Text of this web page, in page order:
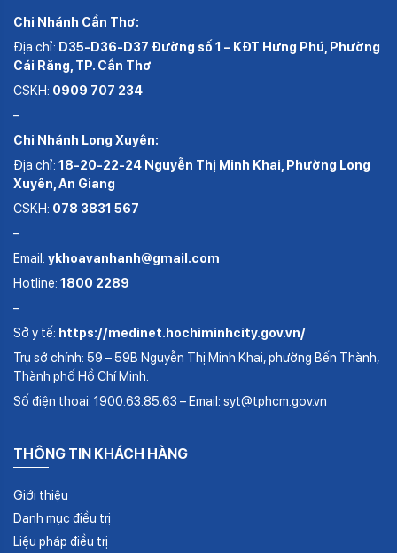
Chi Nhánh Cần Thơ:
Địa chỉ: D35-D36-D37 Đường số 1 – KĐT Hưng Phú, Phường
Cái Răng, TP. Cần Thơ
CSKH: 0909 707 234
–
Chi Nhánh Long Xuyên:
Địa chỉ: 18-20-22-24 Nguyễn Thị Minh Khai, Phường Long
Xuyên, An Giang
CSKH: 078 3831 567
–
Email: ykhoavanhanh@gmail.com
Hotline: 1800 2289
–
Sở y tế: https://medinet.hochiminhcity.gov.vn/
Trụ sở chính: 59 – 59B Nguyễn Thị Minh Khai, phường Bến Thành,
Thành phố Hồ Chí Minh.
Số điện thoại: 1900.63.85.63 – Email: syt@tphcm.gov.vn
THÔNG TIN KHÁCH HÀNG
Giới thiệu
Danh mục điều trị
Liệu pháp điều trị